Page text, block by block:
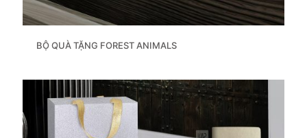
BỘ QUÀ TẶNG FOREST ANIMALS